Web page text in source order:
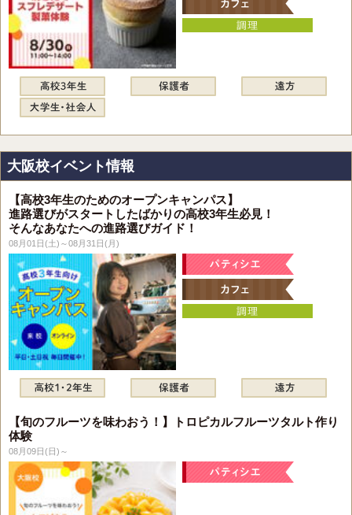
大阪校イベント情報
【高校3年生のためのオープンキャンパス】
進路選びがスタートしたばかりの高校3年生必見！
そんなあなたへの進路選びガイド！
08月01日(土)～08月31日(月)
【旬のフルーツを味わおう！】トロピカルフルーツタルト作り
体験
08月09日(日)～